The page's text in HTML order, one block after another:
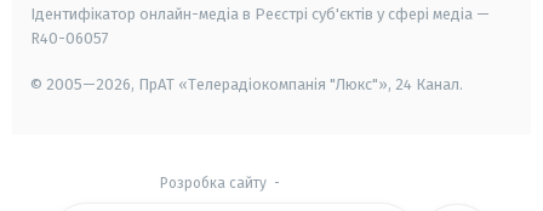
Ідентифікатор онлайн-медіа в Реєстрі суб'єктів у сфері медіа —
R40-06057
© 2005—2026, ПрАТ «Телерадіокомпанія "Люкс"», 24 Канал.
Розробка сайту-